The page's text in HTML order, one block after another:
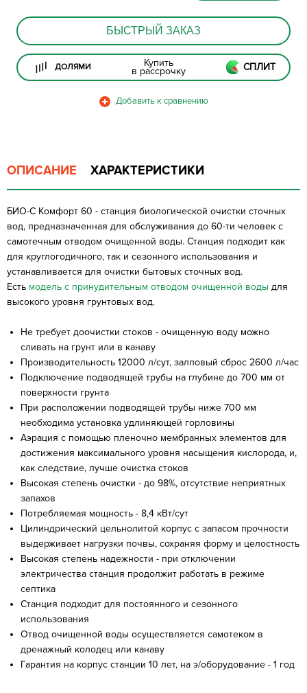
БЫСТРЫЙ ЗАКАЗ
ДОЛЯМИ Купить
в рассрочку СПЛИТ
ОПИСАНИЕ ХАРАКТЕРИСТИКИ
БИО-С Комфорт 60 - станция биологической очистки сточных
вод, предназначенная для обслуживания до 60-ти человек с
самотечным отводом очищенной воды. Станция подходит как
для круглогодичного, так и сезонного использования и
устанавливается для очистки бытовых сточных вод.
Есть модель с принудительным отводом очищенной воды для
высокого уровня грунтовых вод.
Не требует доочистки стоков - очищенную воду можно
сливать на грунт или в канаву
Производительность 12000 л/сут, залповый сброс 2600 л/час
Подключение подводящей трубы на глубине до 700 мм от
поверхности грунта
При расположении подводящей трубы ниже 700 мм
необходима установка удлиняющей горловины
Аэрация с помощью пленочно мембранных элементов для
достижения максимального уровня насыщения кислорода, и,
как следствие, лучше очистка стоков
Высокая степень очистки - до 98%, отсутствие неприятных
запахов
Потребляемая мощность - 8,4 кВт/сут
Цилиндрический цельнолитой корпус с запасом прочности
выдерживает нагрузки почвы, сохраняя форму и целостность
Высокая степень надежности - при отключении
электричества станция продолжит работать в режиме
септика
Станция подходит для постоянного и сезонного
использования
Отвод очищенной воды осуществляется самотеком в
дренажный колодец или канаву
Гарантия на корпус станции 10 лет, на э/оборудование - 1 год